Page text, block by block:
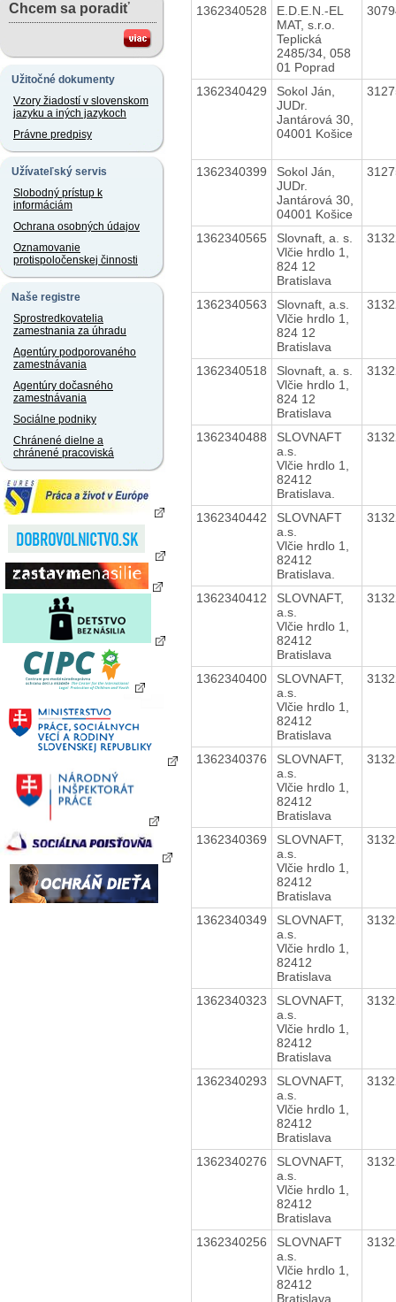
Chcem sa poradiť
Užitočné dokumenty
Vzory žiadostí v slovenskom
jazyku a iných jazykoch
Právne predpisy
Užívateľský servis
Slobodný prístup k
informáciám
Ochrana osobných údajov
Oznamovanie
protispoločenskej činnosti
Naše registre
Sprostredkovatelia
zamestnania za úhradu
Agentúry podporovaného
zamestnávania
Agentúry dočasného
zamestnávania
Sociálne podniky
Chránené dielne a
chránené pracoviská
1362340528
E.D.E.N.-EL
MAT, s.r.o.
Teplická
2485/34, 058
01 Poprad
1362340429
Sokol Ján,
JUDr.
Jantárová 30,
04001 Košice
1362340399
Sokol Ján,
JUDr.
Jantárová 30,
04001 Košice
1362340565
Slovnaft, a. s.
Vlčie hrdlo 1,
824 12
Bratislava
1362340563
Slovnaft, a.s.
Vlčie hrdlo 1,
824 12
Bratislava
1362340518
Slovnaft, a. s.
Vlčie hrdlo 1,
824 12
Bratislava
1362340488
SLOVNAFT
a.s.
Vlčie hrdlo 1,
82412
Bratislava.
1362340442
SLOVNAFT
a.s.
Vlčie hrdlo 1,
82412
Bratislava.
1362340412
SLOVNAFT,
a.s.
Vlčie hrdlo 1,
82412
Bratislava
1362340400
SLOVNAFT,
a.s.
Vlčie hrdlo 1,
82412
Bratislava
1362340376
SLOVNAFT,
a.s.
Vlčie hrdlo 1,
82412
Bratislava
1362340369
SLOVNAFT,
a.s.
Vlčie hrdlo 1,
82412
Bratislava
1362340349
SLOVNAFT,
a.s.
Vlčie hrdlo 1,
82412
Bratislava
1362340323
SLOVNAFT,
a.s.
Vlčie hrdlo 1,
82412
Bratislava
1362340293
SLOVNAFT,
a.s.
Vlčie hrdlo 1,
82412
Bratislava
1362340276
SLOVNAFT,
a.s.
Vlčie hrdlo 1,
82412
Bratislava
1362340256
SLOVNAFT
a.s.
Vlčie hrdlo 1,
82412
Bratislava.